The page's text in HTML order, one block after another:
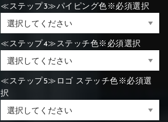
≪ステップ3≫パイピング色※必須選択
≪ステップ4≫ステッチ色※必須選択
≪ステップ5≫ロゴ ステッチ色※必須選
択